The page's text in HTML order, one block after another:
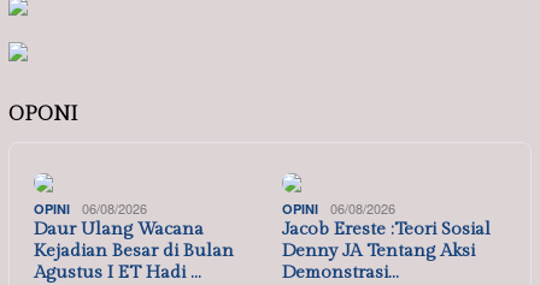
OPONI
OPINI 06/08/2026
Daur Ulang Wacana
Kejadian Besar di Bulan
Agustus I ET Hadi …
OPINI 06/08/2026
Jacob Ereste :Teori Sosial
Denny JA Tentang Aksi
Demonstrasi…